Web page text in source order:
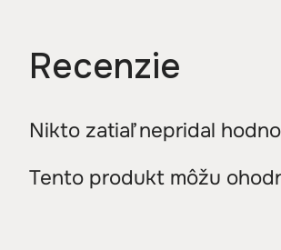
Recenzie
Nikto zatiaľ nepridal
Tento produkt môžu